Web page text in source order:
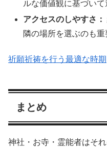
ルな価値観に基づいて
アクセスのしやすさ：
隣の場所を選ぶのも重
祈願祈祷を行う最適な時期
まとめ
神社・お寺・霊能者はそ